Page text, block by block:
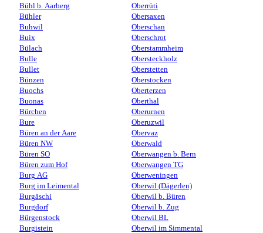
Bühl b. Aarberg
Bühler
Buhwil
Buix
Bülach
Bulle
Bullet
Bünzen
Buochs
Buonas
Bürchen
Bure
Büren an der Aare
Büren NW
Büren SO
Büren zum Hof
Burg AG
Burg im Leimental
Burgäschi
Burgdorf
Bürgenstock
Burgistein
Oberrüti
Obersaxen
Oberschan
Oberschrot
Oberstammheim
Obersteckholz
Oberstetten
Oberstocken
Oberterzen
Oberthal
Oberurnen
Oberuzwil
Obervaz
Oberwald
Oberwangen b. Bern
Oberwangen TG
Oberweningen
Oberwil (Dägerlen)
Oberwil b. Büren
Oberwil b. Zug
Oberwil BL
Oberwil im Simmental